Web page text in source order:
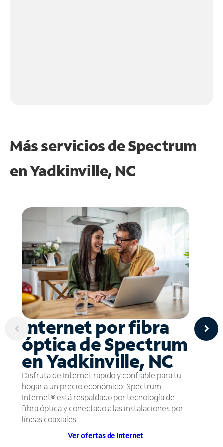
Más servicios de Spectrum
enYadkinville, NC
Internet por fibra
óptica de Spectrum
en Yadkinville, NC
Disfruta de Internet rápido y confiable para tu
hogar a un precio económico. Spectrum
Internet® está respaldado por tecnología de
fibra óptica y conectado a las instalaciones por
líneas coaxiales.
Ver ofertas de Internet